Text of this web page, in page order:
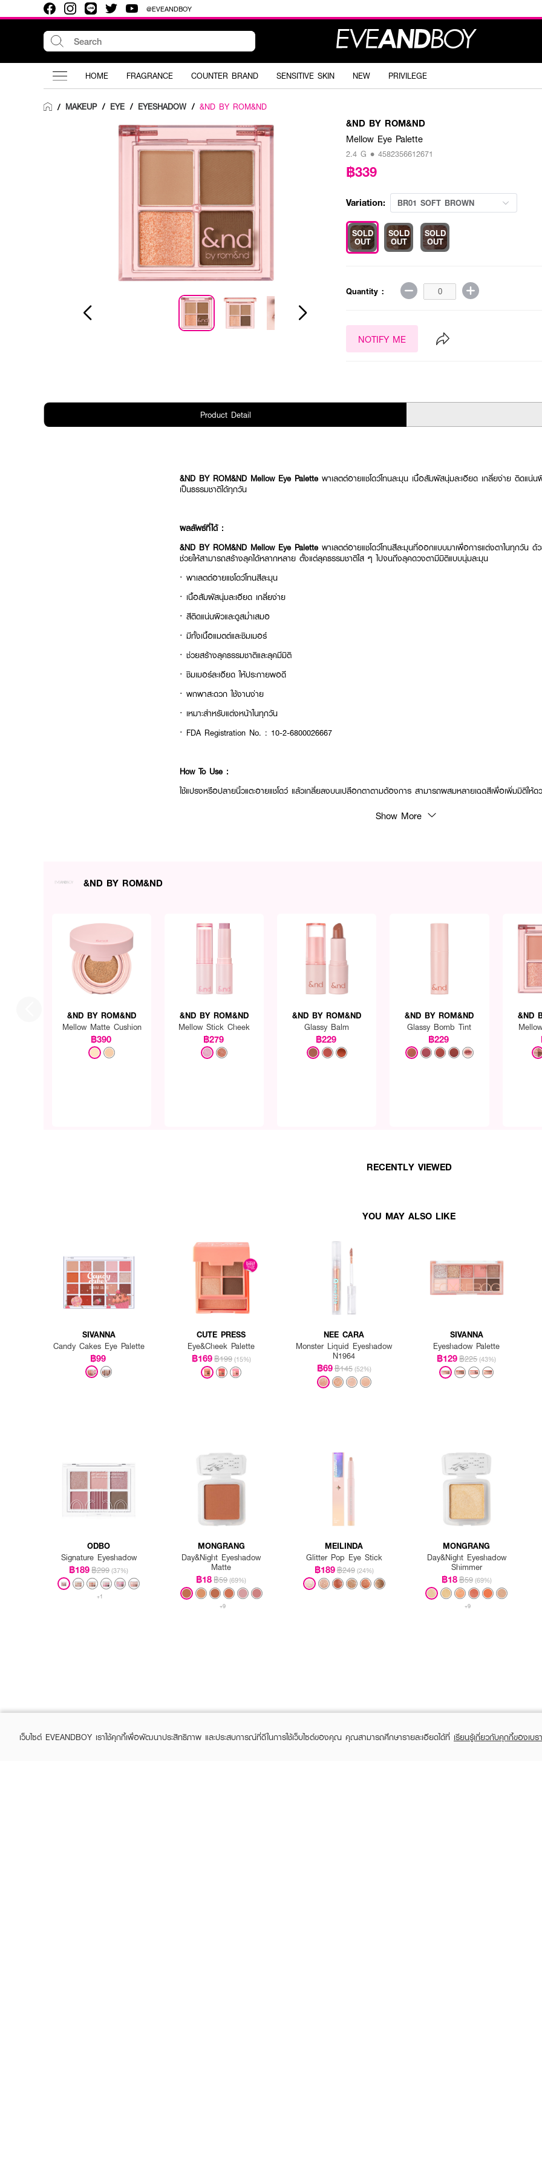
@EVEANDBOY
HOME FRAGRANCE COUNTER BRAND SENSITIVE SKIN NEW PRIVILEGE
/ MAKEUP / EYE / EYESHADOW / &ND BY ROM&ND
&ND BY ROM&ND
Mellow Eye Palette
2.4 G • 4582356612671
฿339
Variation: BR01 SOFT BROWN
SOLD
OUT
SOLD
OUT
SOLD
OUT
Quantity :
NOTIFY ME
Product Detail
&ND BY ROM&ND Mellow Eye Palette พาเลตต์อายแชโดว์โทนละมุน เนื้อสัมผัสนุ่มละเอียด เกลี่ยง่าย ติดแน่
เป็นธรรมชาติได้ทุกวัน
ผลลัพธ์ที่ได้ :
&ND BY ROM&ND Mellow Eye Palette พาเลตต์อายแชโดว์โทนสีละมุนที่ออกแบบมาเพื่อการแต่งตาในทุกวัน
ช่วยให้สามารถสร้างลุคได้หลากหลาย ตั้งแต่ลุคธรรมชาติใส ๆ ไปจนถึงลุคดวงตามีมิติแบบนุ่มละมุน
· พาเลตต์อายแชโดว์โทนสีละมุน
· เนื้อสัมผัสนุ่มละเอียด เกลี่ยง่าย
· สีติดแน่นผิวและดูสม่ำเสมอ
· มีทั้งเนื้อแมตต์และชิมเมอร์
· ช่วยสร้างลุคธรรมชาติและลุคมีมิติ
· ชิมเมอร์ละเอียด ให้ประกายพอดี
· พกพาสะดวก ใช้งานง่าย
· เหมาะสำหรับแต่งหน้าในทุกวัน
· FDA Registration No. : 10-2-6800026667
How To Use :
ใช้แปรงหรือปลายนิ้วแตะอายแชโดว์ แล้วเกลี่ยลงบนเปลือกตาตามต้องการ สามารถผสมหลายเฉดสีเพื่อเพิ่มมิติให้ด
Show More
&ND BY ROM&ND
&ND BY ROM&ND
Mellow Matte Cushion
฿390
&ND BY ROM&ND
Mellow Stick Cheek
฿279
&ND BY ROM&ND
Glassy Balm
฿229
&ND BY ROM&ND
Glassy Bomb Tint
฿229
&ND
RECENTLY VIEWED
YOU MAY ALSO LIKE
SIVANNA
Candy Cakes Eye Palette
฿99
CUTE PRESS
Eye&Cheek Palette
฿169฿199 (15%)
NEE CARA
Monster Liquid Eyeshadow
N1964
฿69฿145 (52%)
SIVANNA
Eyeshadow Palette
฿129฿225 (43%)
ODBO
Signature Eyeshadow
฿189฿299 (37%)
+1
MONGRANG
Day&Night Eyeshadow
Matte
฿18฿59 (69%)
+9
MEILINDA
Glitter Pop Eye Stick
฿189฿249 (24%)
MONGRANG
Day&Night Eyeshadow
Shimmer
฿18฿59 (69%)
+9
เว็บไซต์ EVEANDBOY เราใช้คุกกี้เพื่อพัฒนาประสิทธิภาพ และประสบการณ์ที่ดีในการใช้เว็บไซต์ของคุณ คุณสามารถศึกษารายละเอียดได้ที่ เรียนรู้เกี่ยวกับคุกกี้ของเบร